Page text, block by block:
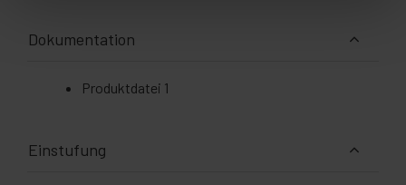
Dokumentation
Produktdatei 1
Einstufung